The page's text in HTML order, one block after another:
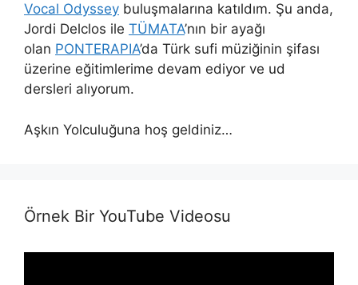
Vocal Odyssey buluşmalarına katıldım. Şu anda,
Jordi Delclos ile TÜMATA’nın bir ayağı
olan PONTERAPIA’da Türk sufi müziğinin şifası
üzerine eğitimlerime devam ediyor ve ud
dersleri alıyorum.
Aşkın Yolculuğuna hoş geldiniz…
Örnek Bir YouTube Videosu